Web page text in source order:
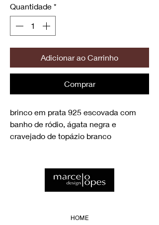
Quantidade *
Adicionar ao Carrinho
Comprar
brinco em prata 925 escovada com
banho de ródio, ágata negra e
cravejado de topázio branco
HOME